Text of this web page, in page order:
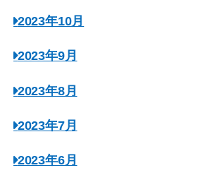
2023年10月
2023年9月
2023年8月
2023年7月
2023年6月